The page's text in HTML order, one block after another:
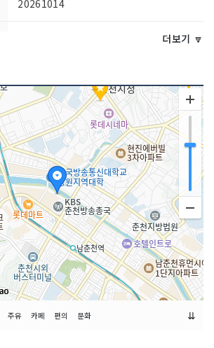
20261014
국수 미식관- 춘천을 대표하는 닭갈비 전
문업소 15개소 참여- 닭갈비 1인분 9,900
원 판매- 춘천을 대표하는 막국수 전문업
소 8개소 참여- 막국수 1인분 7,000원 판
매(2) 메인무대 문화공연- 춘천 지역예술
인 공연- 초청 연예인 공연- 관람객과 함께
하는 무대 프로그램2. 부대 프로그램(1)
춘천 로컬 미식 콘텐츠- 춘천지역 로컬 F&
B 업소 25개소가 참여하는 먹거리 판매
존- 간식, 디저트, 음료 등 다양한 로컬 먹
거리 판매(2) 춘천 전통주 홍보·판매관-
춘천 소재 양조장 8개소 참여- 춘천에서
생산된 전통주 및 지역 주류 전시·판매(3)
농부의 마켓- 춘천지역 농가가 생산한 신
선한 농산물 및 가공품 판매- 생산자와 소
장터(4) 춘천 호수정원- 춘천의 호수와 자
더보기 🔽
주유 카페 편의 문화 ⇊